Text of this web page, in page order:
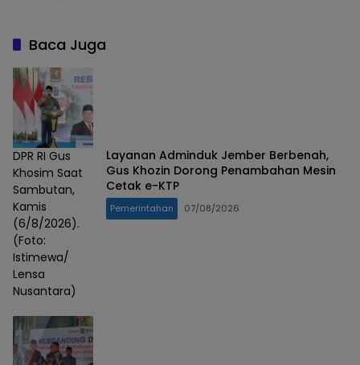
Baca Juga
DPR RI Gus
Khosim Saat
Sambutan,
Kamis
(6/8/2026).
(Foto:
Istimewa/
Lensa
Nusantara)
Layanan Adminduk Jember Berbenah,
Gus Khozin Dorong Penambahan Mesin
Cetak e-KTP
Pemerintahan 07/08/2026